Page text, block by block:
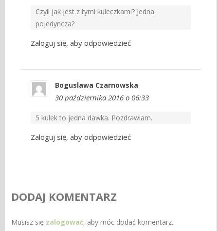
Czyli jak jest z tymi kuleczkami? Jedna
pojedyncza?
Zaloguj się, aby odpowiedzieć
Boguslawa Czarnowska
30 października 2016 o 06:33
5 kulek to jedna dawka. Pozdrawiam.
Zaloguj się, aby odpowiedzieć
DODAJ KOMENTARZ
Musisz się zalogować, aby móc dodać komentarz.